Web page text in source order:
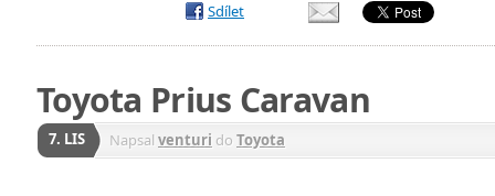
Sdílet
Toyota Prius Caravan
7. LIS Napsal venturi do Toyota